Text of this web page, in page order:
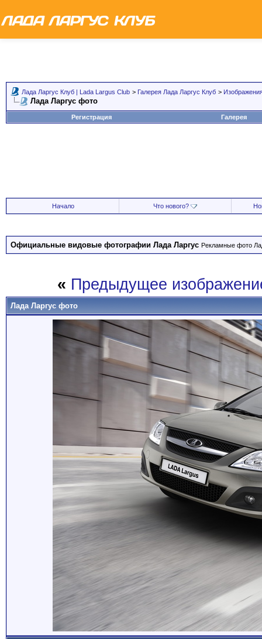
Лада Ларгус Клуб | Lada Largus Club > Галерея Лада Ларгус Клуб >
Лада Ларгус фото
Регистрация Галерея
Начало Что нового?
Официальные видовые фотографии Лада Ларгус Рекламные фото
« Предыдущее
Лада Ларгус фото